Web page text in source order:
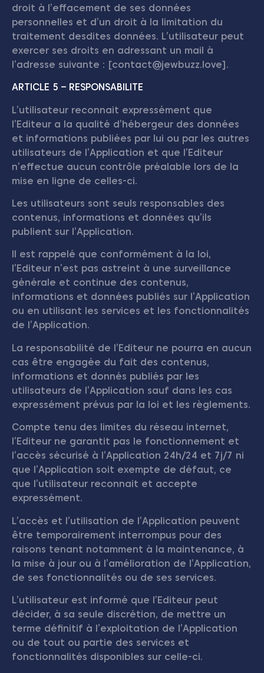
droit à l’effacement de ses données
personnelles et d’un droit à la limitation du
traitement desdites données. L’utilisateur peut
exercer ses droits en adressant un mail à
l’adresse suivante : [contact@jewbuzz.love].
ARTICLE 5 – RESPONSABILITE
L’utilisateur reconnait expressément que
l’Editeur a la qualité d’hébergeur des données
et informations publiées par lui ou par les autres
utilisateurs de l’Application et que l’Editeur
n’effectue aucun contrôle préalable lors de la
mise en ligne de celles-ci.
Les utilisateurs sont seuls responsables des
contenus, informations et données qu’ils
publient sur l’Application.
Il est rappelé que conformément à la loi,
l’Editeur n’est pas astreint à une surveillance
générale et continue des contenus,
informations et données publiés sur l’Application
ou en utilisant les services et les fonctionnalités
de l’Application.
La responsabilité de l’Editeur ne pourra en aucun
cas être engagée du fait des contenus,
informations et donnés publiés par les
utilisateurs de l’Application sauf dans les cas
expressément prévus par la loi et les règlements.
Compte tenu des limites du réseau internet,
l’Editeur ne garantit pas le fonctionnement et
l’accès sécurisé à l’Application 24h/24 et 7j/7 ni
que l’Application soit exempte de défaut, ce
que l’utilisateur reconnait et accepte
expressément.
L’accès et l’utilisation de l’Application peuvent
être temporairement interrompus pour des
raisons tenant notamment à la maintenance, à
la mise à jour ou à l’amélioration de l’Application,
de ses fonctionnalités ou de ses services.
L’utilisateur est informé que l’Editeur peut
décider, à sa seule discrétion, de mettre un
terme définitif à l’exploitation de l’Application
ou de tout ou partie des services et
fonctionnalités disponibles sur celle-ci.